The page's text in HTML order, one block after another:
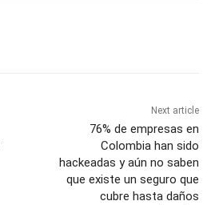
Next article
76% de empresas en
Colombia han sido
hackeadas y aún no saben
que existe un seguro que
cubre hasta daños